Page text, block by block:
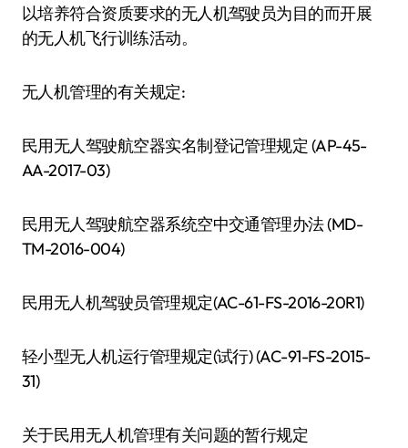
以培养符合资质要求的无人机驾驶员为目的而开展
的无人机飞行训练活动。
无人机管理的有关规定:
民用无人驾驶航空器实名制登记管理规定 (AP-45-
AA-2017-03)
民用无人驾驶航空器系统空中交通管理办法 (MD-
TM-2016-004)
民用无人机驾驶员管理规定(AC-61-FS-2016-20R1)
轻小型无人机运行管理规定(试行) (AC-91-FS-2015-
31)
关于民用无人机管理有关问题的暂行规定